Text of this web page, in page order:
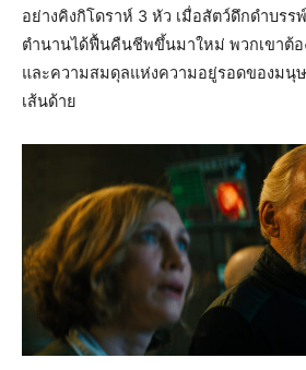
อย่างคิงกิโดราห์ 3 หัว เมื่อสัตว์ดึกดำบรร
ตำนานได้ฟื้นคืนชีพขึ้นมาใหม่ พวกเขาต้อ
และความสมดุลแห่งความอยู่รอดของมนุ
เส้นด้าย